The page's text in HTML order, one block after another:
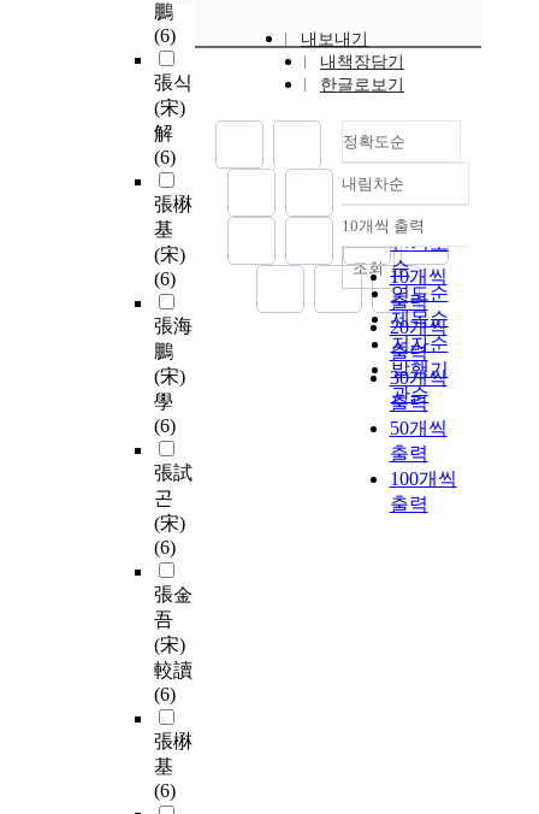
鵬
(6)
張식
(宋)
解
(6)
張楙
基
(宋)
(6)
張海
鵬
(宋)
學
(6)
張試
곤
(宋)
(6)
張金
吾
(宋)
較讀
(6)
張楙
基
(6)
내보내기
내책장담기
한글로보기
정확도순
정확도
순
인기도
순
연도순
제목순
저자순
발행기
관순
내림차순
내림차순
10개씩 출력
10개씩
출력
20개씩
출력
30개씩
출력
50개씩
출력
100개씩
출력
조회